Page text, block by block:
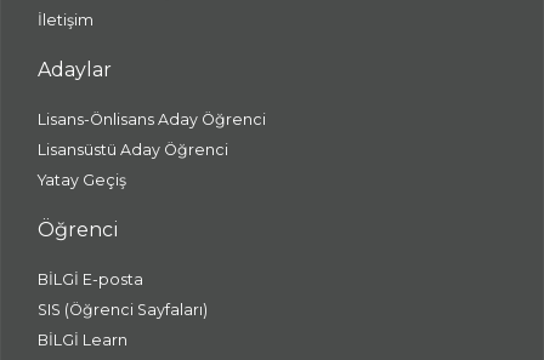
İletişim
Adaylar
Lisans-Önlisans Aday Öğrenci
Lisansüstü Aday Öğrenci
Yatay Geçiş
Öğrenci
BİLGİ E-posta
SIS (Öğrenci Sayfaları)
BİLGİ Learn